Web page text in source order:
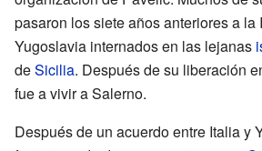
pasaron los siete años anteriores a la
Yugoslavia internados en las lejanas
deSicilia. Después de su liberación
fue a vivir a Salerno.
Después de un acuerdo entre Italia y